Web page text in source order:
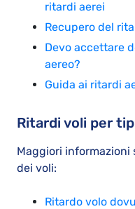
ritardi aerei
Recupero del
Devo accettare
aereo?
Guida ai ritardi
Ritardi voli per
Maggiori
dei voli:
Ritardo volo